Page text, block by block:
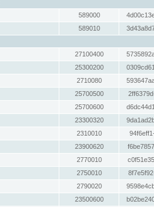
589000
589010
27100400
25300200
2710080
25700500
25700600
23300320
2310010
23900620
2770010
2750010
2790020
23500600